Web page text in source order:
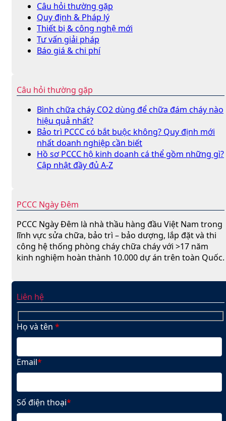
Câu hỏi thường gặp
Quy định & Pháp lý
Thiết bị & công nghệ mới
Tư vấn giải pháp
Báo giá & chi phí
Câu hỏi thường gặp
Bình chữa cháy CO2 dùng để chữa đám cháy nào
hiệu quả nhất?
Bảo trì PCCC có bắt buộc không? Quy định mới
nhất doanh nghiệp cần biết
Hồ sơ PCCC hộ kinh doanh cá thể gồm những gì?
Cập nhật đầy đủ A-Z
PCCC Ngày Đêm
PCCC Ngày Đêm là nhà thầu hàng đầu Việt Nam trong
lĩnh vực sửa chữa, bảo trì – bảo dượng, lắp đặt và thi
công hệ thống phòng cháy chữa cháy với >17 năm
kinh nghiệm hoàn thành 10.000 dự án trên toàn Quốc.
Liên hệ
Họ và tên *
Email*
Số điện thoại*